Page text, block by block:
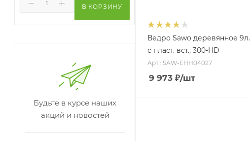
Ведро Sawo деревянное 9л.
с пласт. вст., 300-HD
Арт.: SAW-EHH04027
9 973 ₽/шт
В КОРЗИНУ
Будьте в курсе наших
акций и новостей